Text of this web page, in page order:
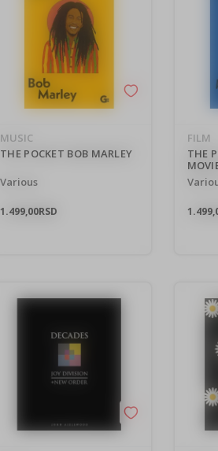
MUSIC
THE POCKET BOB MARLEY
Various
1.499,00RSD
FILM
THE
Newsletter prijava
Prijavite se na
promocijama i
Unesite Vašu e‑mail
Prijavi se
Potvrđujem da imam 18